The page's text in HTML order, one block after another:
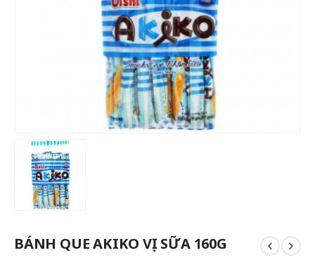
BÁNH QUE AKIKO VỊ SỮA 160G